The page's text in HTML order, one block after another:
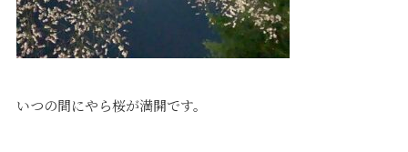
価格・プラン
間取りプラン集
Topics About
いつの間にやら桜が満開です。